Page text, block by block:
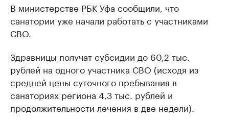
В министерстве РБК Уфа сообщили, что
санатории уже начали работать с участниками
СВО.
Здравницы получат субсидии до 60,2 тыс.
рублей на одного участника СВО (исходя из
средней цены суточного пребывания в
санаториях региона 4,3 тыс. рублей и
продолжительности лечения в две недели).